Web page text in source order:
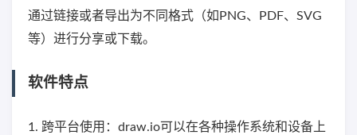
通过链接或者导出为不同格式（如PNG、PDF、SVG
等）进行分享或下载。
软件特点
1. 跨平台使用：draw.io可以在各种操作系统和设备上